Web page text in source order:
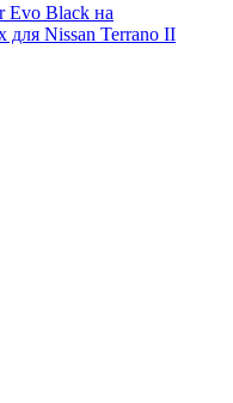
Evo Black на
для Nissan Terrano II